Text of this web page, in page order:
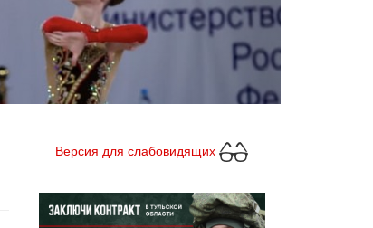
Версия для слабовидящих